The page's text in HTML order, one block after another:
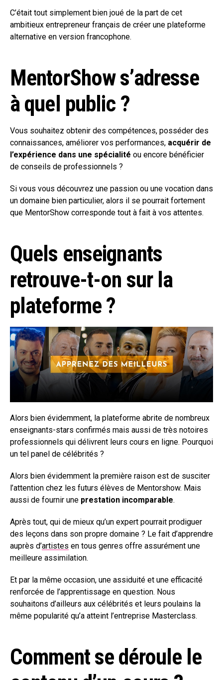
C’était tout simplement bien joué de la part de cet
ambitieux entrepreneur français de créer une plateforme
alternative en version francophone.
MentorShow s’adresse
à quel public ?
Vous souhaitez obtenir des compétences, posséder des
connaissances, améliorer vos performances, acquérir de
l’expérience dans une spécialité ou encore bénéficier
de conseils de professionnels ?
Si vous vous découvrez une passion ou une vocation dans
un domaine bien particulier, alors il se pourrait fortement
que MentorShow corresponde tout à fait à vos attentes.
Quels enseignants
retrouve-t-on sur la
plateforme ?
Alors bien évidemment, la plateforme abrite de nombreux
enseignants-stars confirmés mais aussi de très notoires
professionnels qui délivrent leurs cours en ligne. Pourquoi
un tel panel de célébrités ?
Alors bien évidemment la première raison est de susciter
l’attention chez les futurs élèves de Mentorshow. Mais
aussi de fournir une prestation incomparable.
Après tout, qui de mieux qu’un expert pourrait prodiguer
des leçons dans son propre domaine ? Le fait d’apprendre
auprès d’artistes en tous genres offre assurément une
meilleure assimilation.
Et par la même occasion, une assiduité et une efficacité
renforcée de l’apprentissage en question. Nous
souhaitons d’ailleurs aux célébrités et leurs poulains la
même popularité qu’a atteint l’entreprise Masterclass.
Comment se déroule le